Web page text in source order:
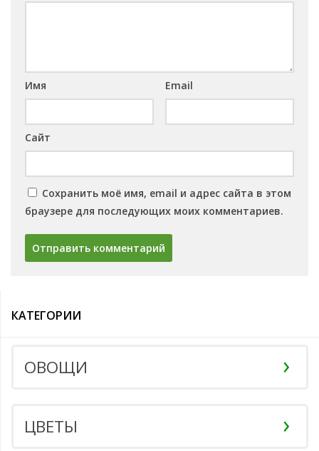
Имя Email
Сайт
Сохранить моё имя, email и адрес сайта в этом
браузере для последующих моих комментариев.
КАТЕГОРИИ
ОВОЩИ
ЦВЕТЫ